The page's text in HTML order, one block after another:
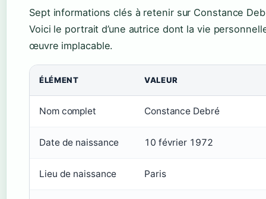
Sept informations clés à retenir sur Constance
Voici le portrait d’une autrice dont la vie
œuvre implacable.
ÉLÉMENT VALEUR
Nom complet Constance Debré
Date de naissance 10 février 1972
Lieu de naissance Paris